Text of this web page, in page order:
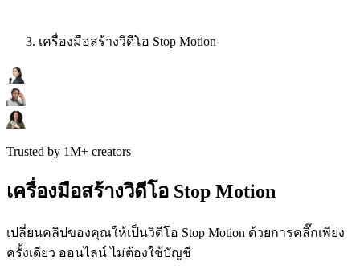
เครื่องมือสร้างวิดีโอ Stop Motion
Trusted by 1M+ creators
เครื่องมือสร้างวิดีโอ Stop Motion
เปลี่ยนคลิปของคุณให้เป็นวิดีโอ Stop Motion ด้วยการคลิ๊กเพียง
ครั้งเดียว ออนไลน์ ไม่ต้องใช้บัญชี